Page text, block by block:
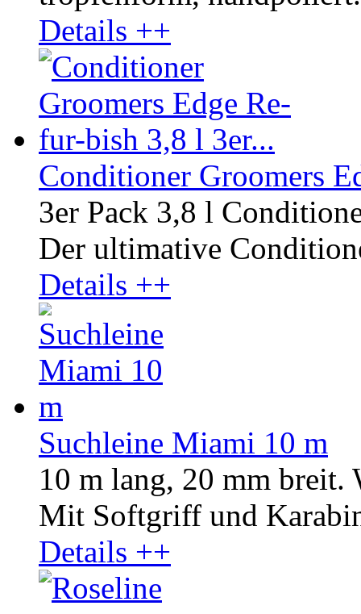
Details ++
Conditioner Groomers
3er Pack 3,8 l
Der ultimative
Details ++
Suchleine Miami 10 m
10 m lang, 20 mm breit.
Mit Softgriff und
Details ++